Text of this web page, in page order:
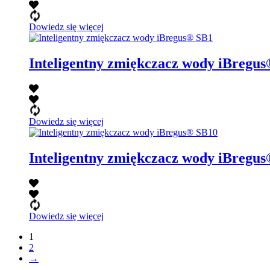
Dowiedz się więcej
Inteligentny zmiękczacz wody
Dowiedz się więcej
Inteligentny zmiękczacz wody
Dowiedz się więcej
1
2
→